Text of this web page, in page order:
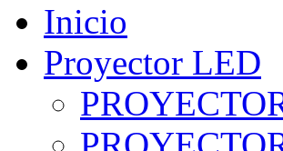
Inicio
Proyector LED